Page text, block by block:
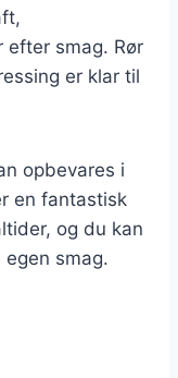
efter smag. Rør
er klar til
opbevares i
en fantastisk
og du kan
smag.